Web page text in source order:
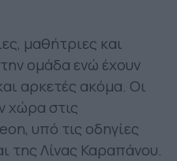
μαθήτριες και
ομάδα ενώ έχουν
αρκετές ακόμα. Οι
χώρα στις
υπό τις οδηγίες
της Λίνας Καραπάνου.